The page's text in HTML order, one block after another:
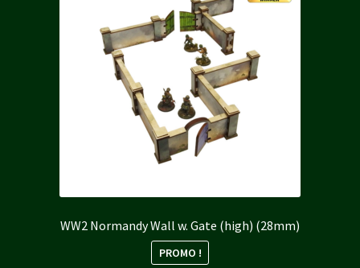
WW2 Normandy Wall w. Gate (high) (28mm)
PROMO !